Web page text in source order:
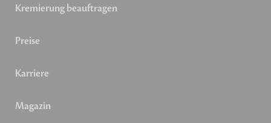
Kremierung beauftragen
Preise
Karriere
Magazin